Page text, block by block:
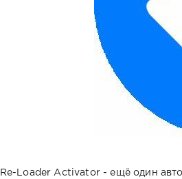
Re-Loader Activator - ещё один